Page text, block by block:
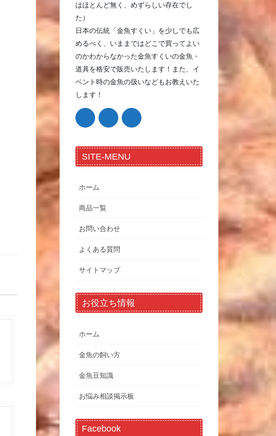
はほとんど無く、めずらしい存在でし
た）
日本の伝統「金魚すくい」を少しでも広
めるべく、いままではどこで買ってよい
のかわからなかった金魚すくいの金魚・
道具を格安で販売いたします！また、イ
ベント時の金魚の扱いなどもお教えいた
します！
SITE-MENU
ホーム
商品一覧
お問い合わせ
よくある質問
サイトマップ
お役立ち情報
ホーム
金魚の飼い方
金魚豆知識
お悩み相談掲示板
Facebook